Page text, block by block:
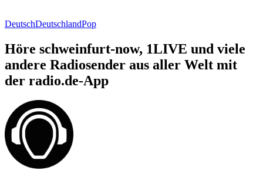
DeutschDeutschlandPop
Höre schweinfurt-now, 1LIVE und viele
andere Radiosender aus aller Welt mit
der radio.de-App